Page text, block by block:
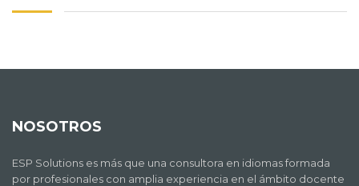
NOSOTROS
ESP Solutions es más que una consultora en idiomas formada
por profesionales con amplia experiencia en el ámbito docente